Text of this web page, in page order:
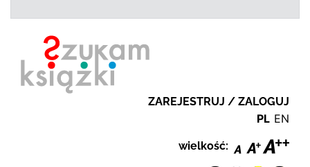
ZAREJESTRUJ / ZALOGUJ
PL EN
wielkość: